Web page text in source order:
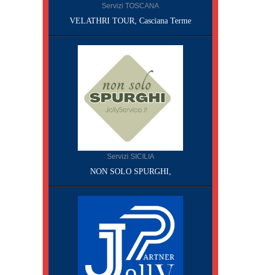
Servizi TOSCANA
VELATHRI TOUR, Casciana Terme
Servizi SICILIA
NON SOLO SPURGHI,